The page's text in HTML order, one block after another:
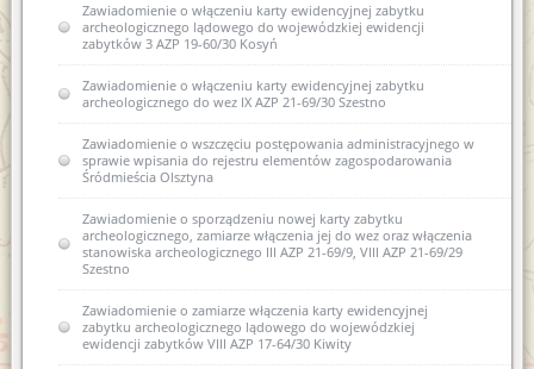
Zawiadomienie o włączeniu karty ewidencyjnej zabytku
archeologicznego lądowego do wojewódzkiej ewidencji
zabytków 3 AZP 19-60/30 Kosyń
Zawiadomienie o włączeniu karty ewidencyjnej zabytku
archeologicznego do wez IX AZP 21-69/30 Szestno
Zawiadomienie o wszczęciu postępowania administracyjnego w
sprawie wpisania do rejestru elementów zagospodarowania
Śródmieścia Olsztyna
Zawiadomienie o sporządzeniu nowej karty zabytku
archeologicznego, zamiarze włączenia jej do wez oraz włączenia
stanowiska archeologicznego III AZP 21-69/9, VIII AZP 21-69/29
Szestno
Zawiadomienie o zamiarze włączenia karty ewidencyjnej
zabytku archeologicznego lądowego do wojewódzkiej
ewidencji zabytków VIII AZP 17-64/30 Kiwity